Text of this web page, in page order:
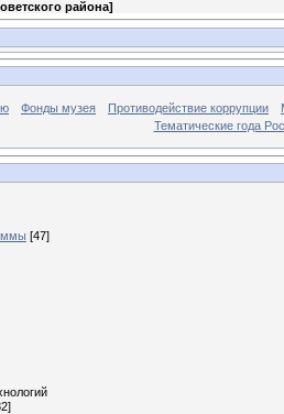
района]
Фонды музея Противодействие коррупции
Тематические года
[47]